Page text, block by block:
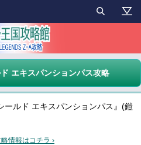
エキスパンションパス攻略
ールド エキスパンションパス』(鎧
情報はコチラ ›